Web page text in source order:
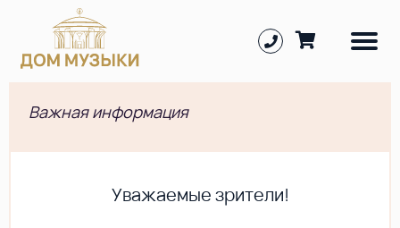
Важная информация
Уважаемые зрители!